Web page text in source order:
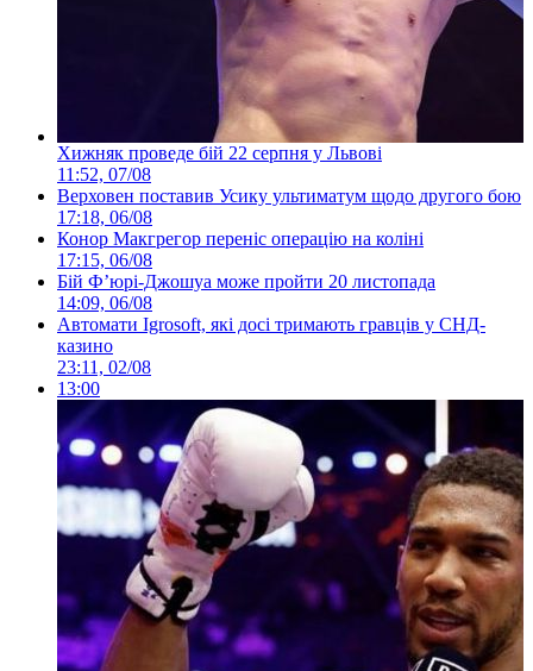
Хижняк проведе бій 22 серпня у Львові
11:52, 07/08
Верховен поставив Усику ультиматум щодо другого бою
17:18, 06/08
Конор Макгрегор переніс операцію на коліні
17:15, 06/08
Бій Ф’юрі-Джошуа може пройти 20 листопада
14:09, 06/08
Автомати Igrosoft, які досі тримають гравців у СНД-
казино
23:11, 02/08
13:00